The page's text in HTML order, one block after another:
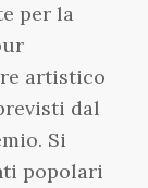
per la
artistico
dal
Si
popolari